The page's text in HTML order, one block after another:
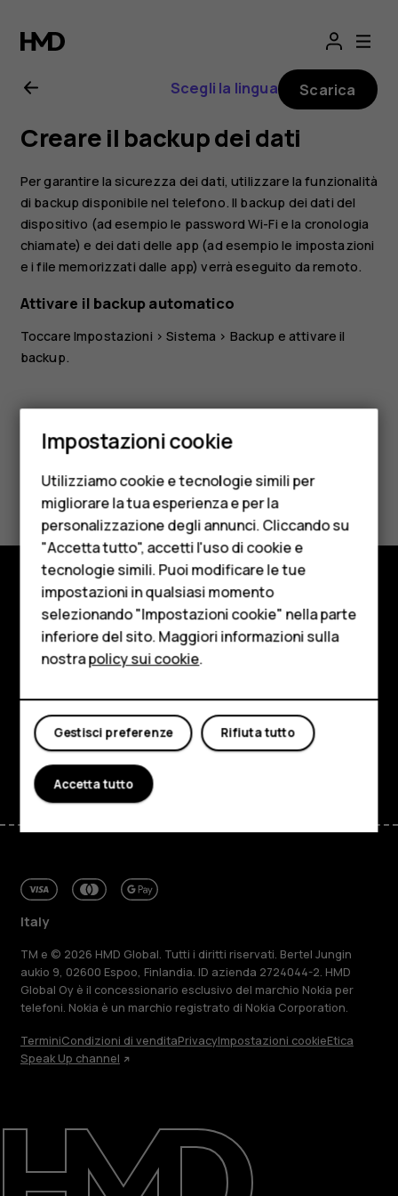
Manuale
d'uso
del
Nokia
X10
Smartphone
Cellulari
Telefoni per anziani
Accessori
HMD Terra M
Per le imprese
Tablet
Negozio
Il mio account
Ripara, riutilizza, ricicla
Sostenibilità
Assistenza
Scegli la lingua Scarica
Creare il backup dei dati
Per garantire la sicurezza dei dati, utilizzare la funzionalità
di backup disponibile nel telefono. Il backup dei dati del
dispositivo (ad esempio le password Wi-Fi e la cronologia
chiamate) e dei dati delle app (ad esempio le impostazioni
e i file memorizzati dalle app) verrà eseguito da remoto.
Attivare il backup automatico
ToccareImpostazioni >Sistema > Backup e attivare il
backup.
Ti è stato d'aiuto?
Sì No
Negozio
Informazioni su
Assistenza
FacebookInstagram
TiktokYoutubeLinkedinDiscord
Italy
TM e © 2026 HMD Global. Tutti i diritti riservati. Bertel Jungin
aukio 9, 02600 Espoo, Finlandia. ID azienda 2724044-2. HMD
Global Oy è il concessionario esclusivo del marchio Nokia per
telefoni. Nokia è un marchio registrato di Nokia Corporation.
TerminiCondizioni di venditaPrivacyImpostazioni cookieEtica
Speak Up channel
Impostazioni cookie
Utilizziamo cookie e tecnologie simili per
migliorare la tua esperienza e per la
personalizzazione degli annunci. Cliccando su
"Accetta tutto", accetti l'uso di cookie e
tecnologie simili. Puoi modificare le tue
impostazioni in qualsiasi momento
selezionando "Impostazioni cookie" nella parte
inferiore del sito. Maggiori informazioni sulla
nostrapolicy sui cookie.
Rifiuta tutto
Gestisci preferenze
Accetta tutto